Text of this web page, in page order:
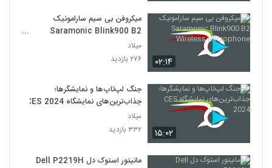
۰۲:۱۴
میکروفن بی سیم سارامونیک
Saramonic Blink900 B2
Wireless Microphone
میلاد
۲۷۶ بازدید
۱۵:۰۲
جنگ لپ‌تاپ‌ها و نمایشگرها؛
جذاب‌ترین‌های نمایشگاه CES 2024
میلاد
۳۳۲ بازدید
مانیتور استوک دل Dell P2219H